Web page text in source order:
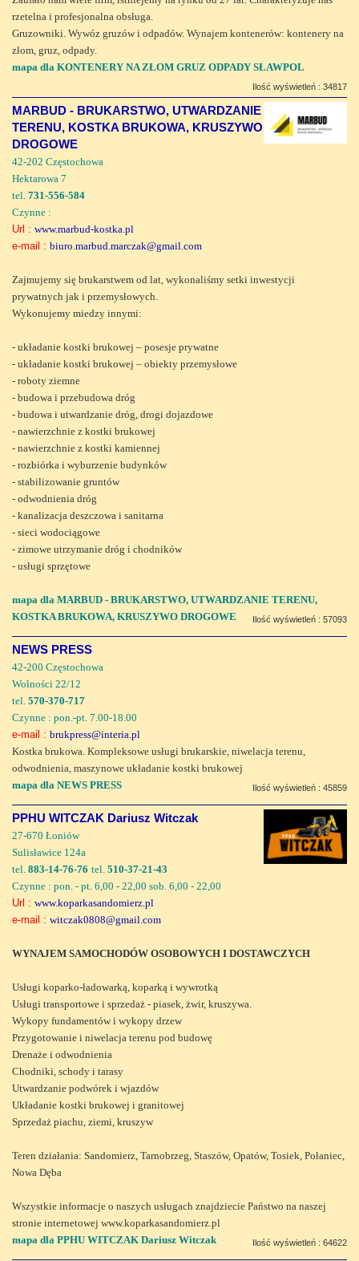
rzetelna i profesjonalna obsługa.
Gruzowniki. Wywóz gruzów i odpadów. Wynajem kontenerów: kontenery na
złom, gruz, odpady.
mapa dla KONTENERY NA ZŁOM GRUZ ODPADY SŁAWPOL
Ilość wyświetleń : 34817
MARBUD - BRUKARSTWO, UTWARDZANIE
TERENU, KOSTKA BRUKOWA, KRUSZYWO
DROGOWE
42-202 Częstochowa
Hektarowa 7
tel. 731-556-584
Czynne :
Url : www.marbud-kostka.pl
e-mail : biuro.marbud.marczak@gmail.com
Zajmujemy się brukarstwem od lat, wykonaliśmy setki inwestycji
prywatnych jak i przemysłowych.
Wykonujemy miedzy innymi:
- układanie kostki brukowej – posesje prywatne
- układanie kostki brukowej – obiekty przemysłowe
- roboty ziemne
- budowa i przebudowa dróg
- budowa i utwardzanie dróg, drogi dojazdowe
- nawierzchnie z kostki brukowej
- nawierzchnie z kostki kamiennej
- rozbiórka i wyburzenie budynków
- stabilizowanie gruntów
- odwodnienia dróg
- kanalizacja deszczowa i sanitarna
- sieci wodociągowe
- zimowe utrzymanie dróg i chodników
- usługi sprzętowe
mapa dla MARBUD - BRUKARSTWO, UTWARDZANIE TERENU,
KOSTKA BRUKOWA, KRUSZYWO DROGOWE
Ilość wyświetleń : 57093
NEWS PRESS
42-200 Częstochowa
Wolności 22/12
tel. 570-370-717
Czynne : pon.-pt. 7.00-18.00
e-mail : brukpress@interia.pl
Kostka brukowa. Kompleksowe usługi brukarskie, niwelacja terenu,
odwodnienia, maszynowe układanie kostki brukowej
mapa dla NEWS PRESS
Ilość wyświetleń : 45859
PPHU WITCZAK Dariusz Witczak
27-670 Łoniów
Sulisławice 124a
tel. 883-14-76-76 tel. 510-37-21-43
Czynne : pon. - pt. 6,00 - 22,00 sob. 6,00 - 22,00
Url : www.koparkasandomierz.pl
e-mail : witczak0808@gmail.com
WYNAJEM SAMOCHODÓW OSOBOWYCH I DOSTAWCZYCH
Usługi koparko-ładowarką, koparką i wywrotką
Usługi transportowe i sprzedaż - piasek, żwir, kruszywa.
Wykopy fundamentów i wykopy drzew
Przygotowanie i niwelacja terenu pod budowę
Drenaże i odwodnienia
Chodniki, schody i tarasy
Utwardzanie podwórek i wjazdów
Układanie kostki brukowej i granitowej
Sprzedaż piachu, ziemi, kruszyw
Teren działania: Sandomierz, Tarnobrzeg, Staszów, Opatów, Tosiek, Połaniec,
Nowa Dęba
Wszystkie informacje o naszych usługach znajdziecie Państwo na naszej
stronie internetowej www.koparkasandomierz.pl
mapa dla PPHU WITCZAK Dariusz Witczak
Ilość wyświetleń : 64622